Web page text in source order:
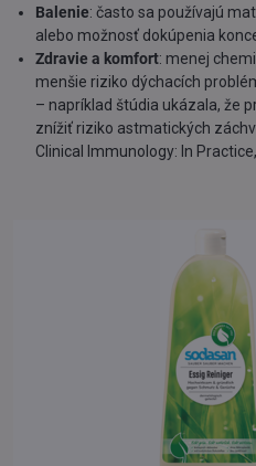
Balenie: často sa používajú
alebo možnosť dokúpenia
Zdravie a komfort: menej
menšie riziko dýchacích
– napríklad štúdia ukázala, že
znížiť riziko astmatických
Clinical Immunology: In